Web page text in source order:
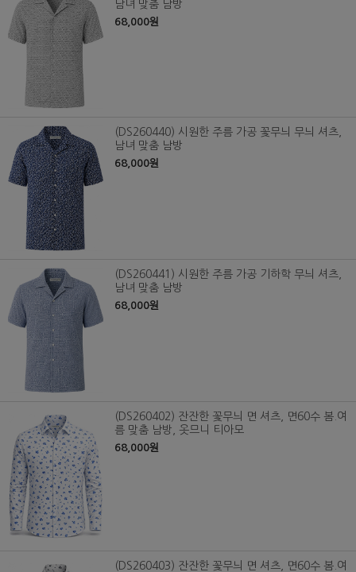
남녀 맞춤 남방
68,000원
(DS260440) 시원한 주름 가공 꽃무늬 무늬 셔츠,
남녀 맞춤 남방
68,000원
(DS260441) 시원한 주름 가공 기하학 무늬 셔츠,
남녀 맞춤 남방
68,000원
(DS260402) 잔잔한 꽃무늬 면 셔츠, 면60수 봄.여
름 맞춤 남방, 옷므니 티아모
68,000원
(DS260403) 잔잔한 꽃무늬 면 셔츠, 면60수 봄.여